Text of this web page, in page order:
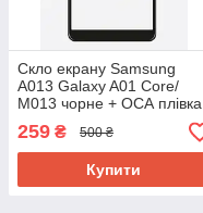
Скло екрану Samsung
A013 Galaxy A01 Core/
M013 чорне + ОСА плівка
259 ₴ 500 ₴
Купити